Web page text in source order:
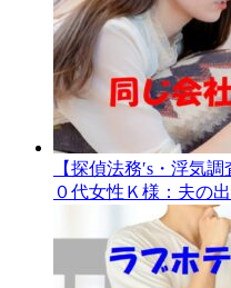
【探偵法務′s・浮気
０代女性Ｋ様：夫の